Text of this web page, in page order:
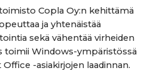
Copla Oy:n kehittämä
ja yhtenäistää
sekä vähentää virheiden
toimii Windows-ympäristössä
-asiakirjojen laadinnan.